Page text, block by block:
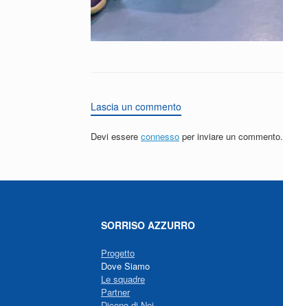
Lascia un commento
Devi essere connesso per inviare un commento.
SORRISO AZZURRO
Progetto
Dove Siamo
Le squadre
Partner